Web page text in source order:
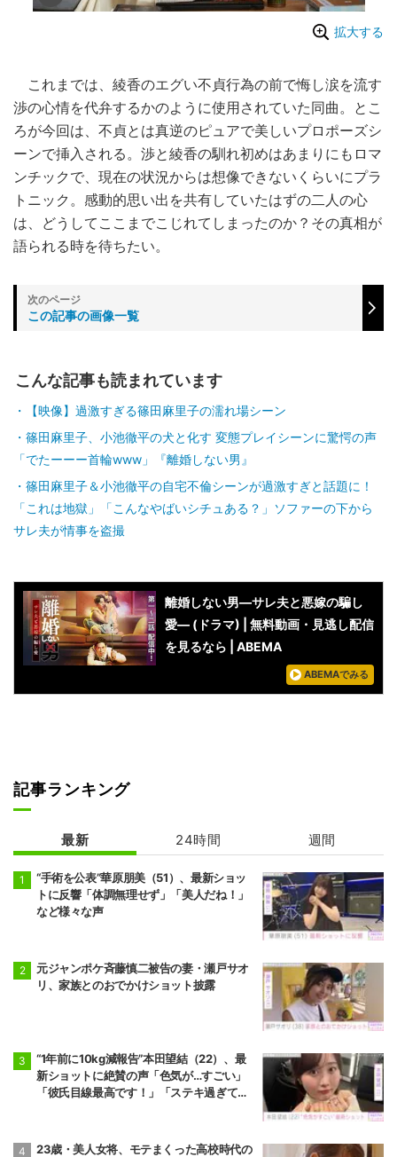
拡大する
これまでは、綾香のエグい不貞行為の前で悔し涙を流す
渉の心情を代弁するかのように使用されていた同曲。とこ
ろが今回は、不貞とは真逆のピュアで美しいプロポーズシ
ーンで挿入される。渉と綾香の馴れ初めはあまりにもロマ
ンチックで、現在の状況からは想像できないくらいにプラ
トニック。感動的思い出を共有していたはずの二人の心
は、どうしてここまでこじれてしまったのか？その真相が
語られる時を待ちたい。
この記事の画像一覧
こんな記事も読まれています
【映像】過激すぎる篠田麻里子の濡れ場シーン
篠田麻里子、小池徹平の犬と化す 変態プレイシーンに驚愕の声
「でたーーー首輪www」『離婚しない男』
篠田麻里子＆小池徹平の自宅不倫シーンが過激すぎと話題に！
「これは地獄」「こんなやばいシチュある？」ソファーの下から
サレ夫が情事を盗撮
離婚しない男―サレ夫と悪嫁の騙し
愛― (ドラマ) | 無料動画・見逃し配信
を見るなら | ABEMA
ABEMAでみる
記事ランキング
最新 24時間 週間
“手術を公表”華原朋美（51）、最新ショッ
トに反響「体調無理せず」「美人だね！」
など様々な声
元ジャンポケ斉藤慎二被告の妻・瀬戸サオ
リ、家族とのおでかけショット披露
“1年前に10kg減報告”本田望結（22）、最
新ショットに絶賛の声「色気が…すごい」
「彼氏目線最高です！」「ステキ過ぎて罪
23歳・美人女将、モテまくった高校時代の